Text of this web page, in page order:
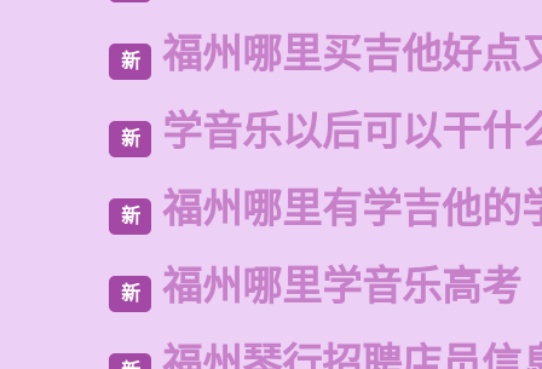
新 福州哪里买吉他好点
新 学音乐以后可以干什
新 福州哪里有学吉他的
新 福州哪里学音乐高考